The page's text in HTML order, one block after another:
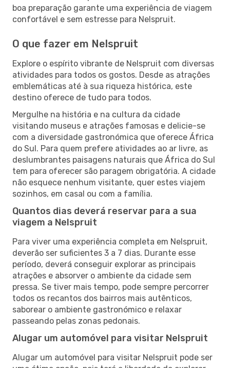
boa preparação garante uma experiência de viagem
confortável e sem estresse para Nelspruit.
O que fazer em Nelspruit
Explore o espírito vibrante de Nelspruit com diversas
atividades para todos os gostos. Desde as atrações
emblemáticas até à sua riqueza histórica, este
destino oferece de tudo para todos.
Mergulhe na história e na cultura da cidade
visitando museus e atrações famosas e delicie-se
com a diversidade gastronómica que oferece África
do Sul. Para quem prefere atividades ao ar livre, as
deslumbrantes paisagens naturais que África do Sul
tem para oferecer são paragem obrigatória. A cidade
não esquece nenhum visitante, quer estes viajem
sozinhos, em casal ou com a família.
Quantos dias deverá reservar para a sua
viagem a Nelspruit
Para viver uma experiência completa em Nelspruit,
deverão ser suficientes 3 a 7 dias. Durante esse
período, deverá conseguir explorar as principais
atrações e absorver o ambiente da cidade sem
pressa. Se tiver mais tempo, pode sempre percorrer
todos os recantos dos bairros mais autênticos,
saborear o ambiente gastronómico e relaxar
passeando pelas zonas pedonais.
Alugar um automóvel para visitar Nelspruit
Alugar um automóvel para visitar Nelspruit pode ser